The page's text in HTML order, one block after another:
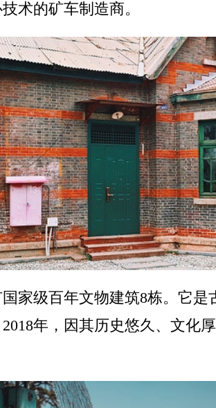
术的矿车制造商。
家级百年文物建筑8栋。它
年，因其历史悠久、文化